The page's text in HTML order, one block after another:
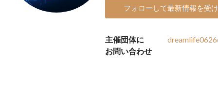
フォローして最新情報を受
主催団体に
お問い合わせ